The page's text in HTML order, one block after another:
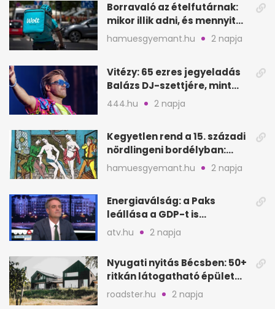
Borravaló az ételfutárnak:
mikor illik adni, és mennyit
rendeléskor?
hamuesgyemant.hu 2 napja
Vitézy: 65 ezres jegyeladás
Balázs DJ-szettjére, mint
metró nélküli Puskás-meccs
444.hu 2 napja
Kegyetlen rend a 15. századi
nördlingeni bordélyban:
verés, éheztetés
hamuesgyemant.hu 2 napja
Energiaválság: a Paks
leállása a GDP-t is
megütheti, int az
atv.hu 2 napja
Nyugati nyitás Bécsben: 50+
ritkán látogatható épület
nyílik meg
roadster.hu 2 napja